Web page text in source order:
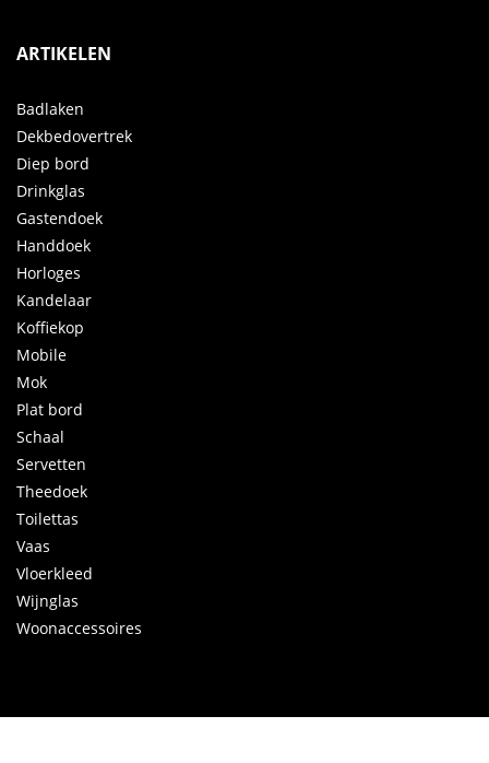
ARTIKELEN
Badlaken
Dekbedovertrek
Diep bord
Drinkglas
Gastendoek
Handdoek
Horloges
Kandelaar
Koffiekop
Mobile
Mok
Plat bord
Schaal
Servetten
Theedoek
Toilettas
Vaas
Vloerkleed
Wijnglas
Woonaccessoires